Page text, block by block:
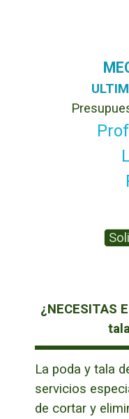
¿NECESITAS
La poda y tala
servicios
de cortar y